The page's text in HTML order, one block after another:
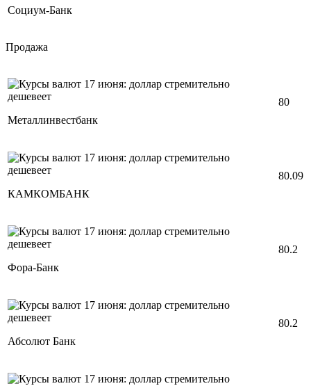
Социум-Банк
Продажа
Металлинвестбанк
80
КАМКОМБАНК
80.09
Фора-Банк
80.2
Абсолют Банк
80.2